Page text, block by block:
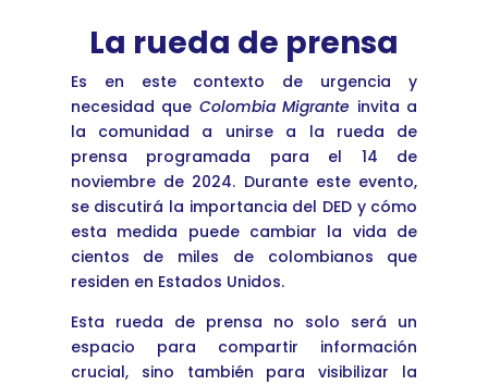
La rueda de prensa
Es en este contexto de urgencia y
necesidad que Colombia Migrante invita a
la comunidad a unirse a la rueda de
prensa programada para el 14 de
noviembre de 2024. Durante este evento,
se discutirá la importancia del DED y cómo
esta medida puede cambiar la vida de
cientos de miles de colombianos que
residen en Estados Unidos.
Esta rueda de prensa no solo será un
espacio para compartir información
crucial, sino también para visibilizar la